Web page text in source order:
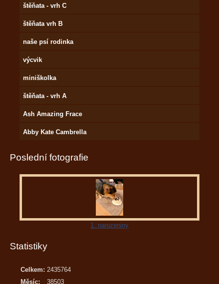
štěňata - vrh C
štěňata vrh B
naše psí rodinka
výcvik
miniškolka
štěňata - vrh A
Ash Amazing Frace
Abby Kate Cambrella
Poslední fotografie
1. narozeniny
Statistiky
Celkem: 2435764
Měsíc:
38503